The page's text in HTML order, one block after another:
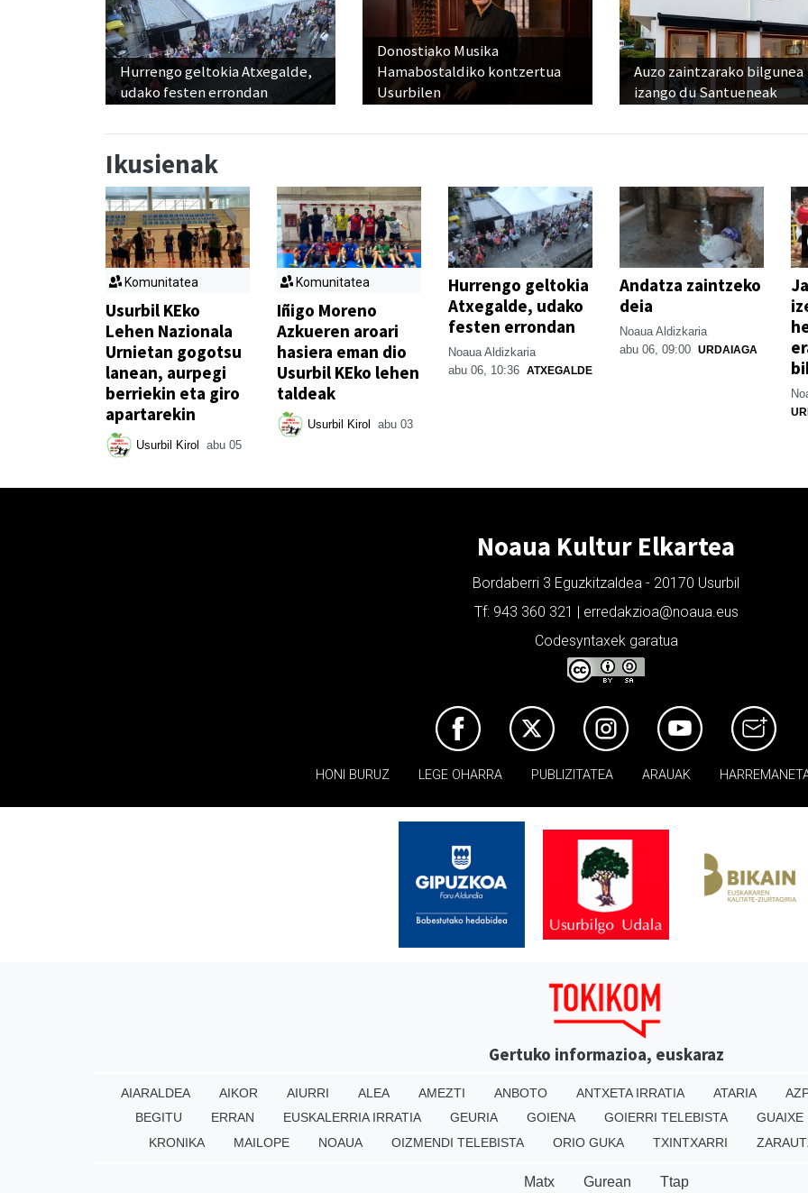
Hurrengo geltokia Atxegalde,
udako festen errondan
Donostiako Musika
Hamabostaldiko kontzertua
Usurbilen
Auzo zaintzarako bilgunea
izango du Santueneak
Ikusienak
Komunitatea
Usurbil KEko
Lehen Nazionala
Urnietan gogotsu
lanean, aurpegi
berriekin eta giro
apartarekin
Usurbil Kirol abu 05
Komunitatea
Iñigo Moreno
Azkueren aroari
hasiera eman dio
Usurbil KEko lehen
taldeak
Usurbil Kirol abu 03
Hurrengo geltokia
Atxegalde, udako
festen errondan
Noaua Aldizkaria
abu 06, 10:36 ATXEGALDE
Andatza zaintzeko
deia
Noaua Aldizkaria
abu 06, 09:00 URDAIAGA
Noaua Kultur Elkartea
Bordaberri 3 Eguzkitzaldea - 20170 Usurbil
Tf: 943 360 321 | erredakzioa@noaua.eus
Codesyntaxek garatua
HONI BURUZ LEGE OHARRA PUBLIZITATEA ARAUAK
Gertuko informazioa, euskaraz
AIARALDEA AIKOR AIURRI ALEA AMEZTI ANBOTO ANTXETA IRRATIA ATARIA
BEGITU
ERRAN EUSKALERRIA IRRATIA GEURIA GOIENA GOIERRI TELEBISTA
GUAIXE
KRONIKA
MAILOPE NOAUA OIZMENDI TELEBISTA ORIO GUKA TXINTXARRI
Matx Gurean Ttap